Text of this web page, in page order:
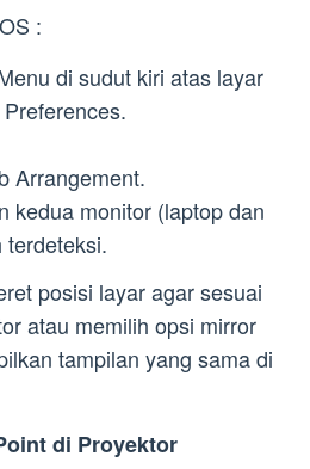
:
di sudut kiri atas layar
Arrangement.
kedua monitor (laptop dan
terdeteksi.
posisi layar agar sesuai
atau memilih opsi mirror
tampilan yang sama di
di Proyektor